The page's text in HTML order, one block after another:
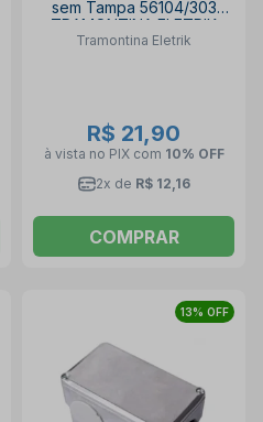
sem Tampa 56104/303
TRAMONTINA ELETRIK
Tramontina Eletrik
R$ 21,90
à vista no PIX com 10% OFF
2x de R$ 12,16
COMPRAR
13% OFF